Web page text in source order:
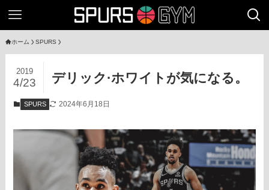
ホーム SPURS
デリック·ホワイトが気になる。
2019
4/23
SPURS 2024年6月18日